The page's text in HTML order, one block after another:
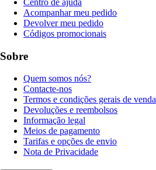
Acompanhar meu pedido
Devolver meu pedido
Códigos promocionais
Sobre
Quem somos nós?
Contacte-nos
Termos e condições gerais de venda
Devoluções e reembolsos
Informação legal
Meios de pagamento
Tarifas e opções de envio
Nota de Privacidade